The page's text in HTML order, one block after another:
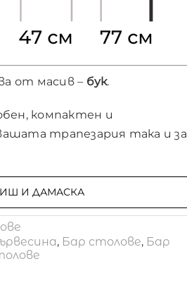
от масив – бук.
компактен и
трапезария така и за
И ДАМАСКА
, Бар столове, Бар